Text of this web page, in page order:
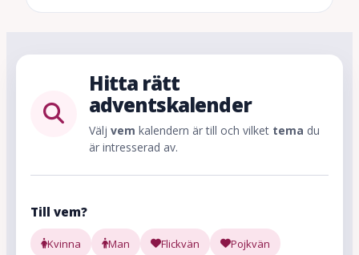
Hitta rätt
adventskalender
Välj vem kalendern är till och vilket tema du
är intresserad av.
Till vem?
Kvinna Man Flickvän Pojkvän